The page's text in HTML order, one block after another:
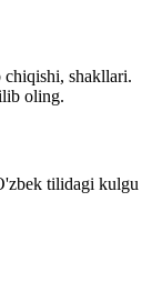
shakllari.
oling.
tilidagi kulgu